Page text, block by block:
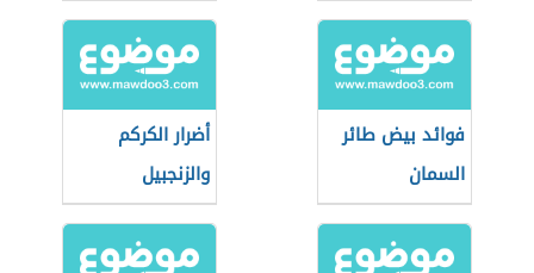
فوائد بيض طائر
السمان
أضرار الكركم
والزنجبيل